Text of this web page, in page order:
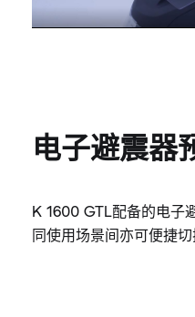
电子避震器
K 1600 GTL配备的电子
同使用场景间亦可便捷